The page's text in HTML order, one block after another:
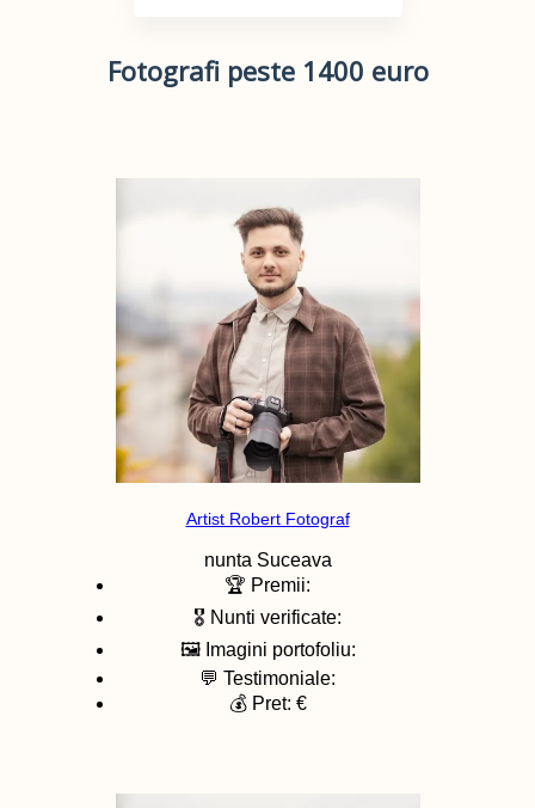
Fotografi peste 1400 euro
Artist Robert Fotograf
nunta Suceava
🏆 Premii:
🎖️ Nunti verificate:
🖼️ Imagini portofoliu:
💬 Testimoniale:
💰 Pret: €